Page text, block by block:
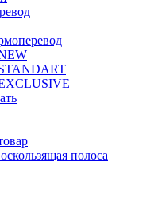
полоса